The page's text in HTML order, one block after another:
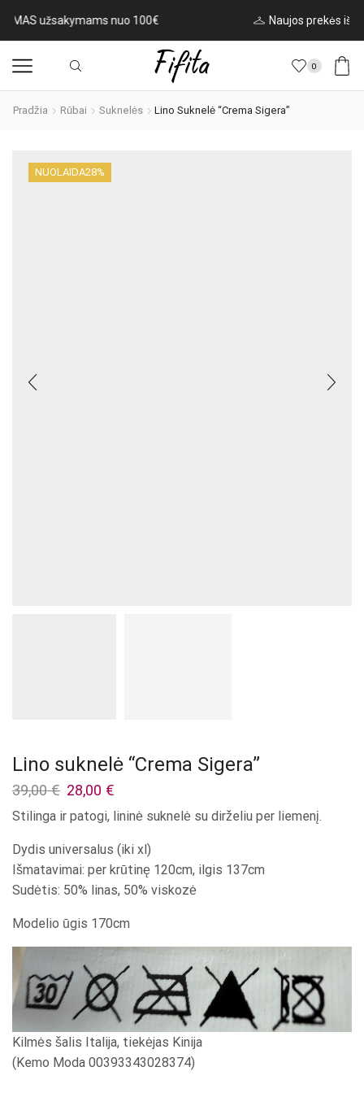
Naujos prekės iš Italijos kasdien! Rinktis
0
Pradžia Rūbai Suknelės Lino Suknelė “Crema Sigera”
NUOLAIDA28%
Lino suknelė “Crema Sigera”
39,00€ Original
was:
39,00 €.
28,00 €
is:
28,00 €.
Stilinga ir patogi, lininė suknelė su dirželiu per liemenį.
Dydis universalus (iki xl)
Išmatavimai: per krūtinę 120cm, ilgis 137cm
Sudėtis: 50% linas, 50% viskozė
Modelio ūgis 170cm
Kilmės šalis Italija, tiekėjas Kinija
(Kemo Moda 00393343028374)